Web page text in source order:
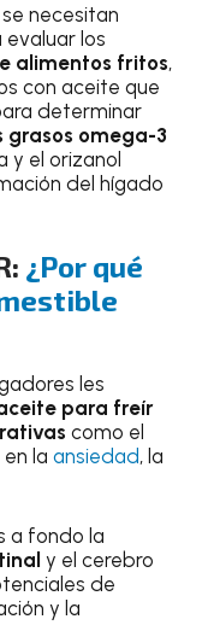
necesitan
evaluar los
alimentos fritos,
con aceite que
determinar
grasos omega-3
y el orizanol
del hígado
¿Por qué
les
para freír
como el
en laansiedad, la
a fondo la
y el cerebro
de
y la